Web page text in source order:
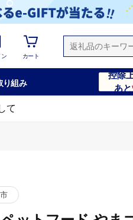
ン カート
り組み
控除
あと
て